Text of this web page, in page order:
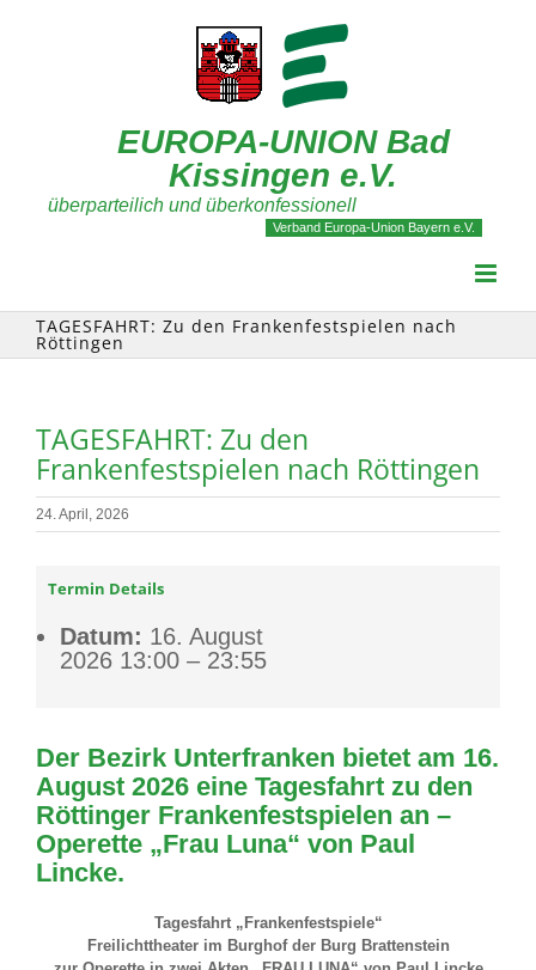
EUROPA-UNION Bad
Kissingen e.V.
überparteilich und überkonfessionell
Verband Europa-Union Bayern e.V.
TAGESFAHRT: Zu den Frankenfestspielen nach
Röttingen
TAGESFAHRT: Zu den
Frankenfestspielen nach Röttingen
24. April, 2026
Termin Details
Datum: 16. August
2026 13:00 – 23:55
Der Bezirk Unterfranken bietet am 16.
August 2026 eine Tagesfahrt zu den
Röttinger Frankenfestspielen an –
Operette „Frau Luna“ von Paul
Lincke.
Tagesfahrt „Frankenfestspiele“
Freilichttheater im Burghof der Burg Brattenstein